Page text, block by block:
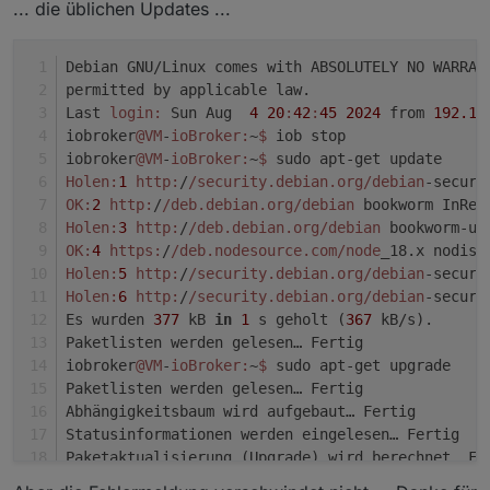
libgssapi-krb5-2/stable 1.20.1-2+deb12u1
libkrb5-3/stable 1.20.1-2+deb12u1 amd64
libkrb5support0/stable 1.20.1-2+deb12u1 amd64
libmount-dev/stable,stable-security 2.38.1-
libmount1/stable,stable-security 2.38.1-
libnftables1/stable 1.0.6-2+deb12u2 amd64
libnghttp2-14/stable,stable-security 1.52.0-
libnss-systemd/stable 252.26-1~deb12u2 amd64
libpam-modules-bin/stable 1.5.2-6+deb12u1
libpam-modules/stable 1.5.2-6+deb12u1 amd64
libpam-runtime/stable 1.5.2-6+deb12u1 all
libpam-systemd/stable 252.26-1~deb12u2 amd64
libpam0g-dev/stable 1.5.2-6+deb12u1 amd64
libpam0g/stable 1.5.2-6+deb12u1 amd64
libperl5.36/stable 5.36.0-7+deb12u1 amd64
libpython3.11-minimal/stable 3.11.2-6+deb12u2
libpython3.11-stdlib/stable 3.11.2-6+deb12u2
librsvg2-2/stable,stable-security 2.54.7+dfsg-
librsvg2-common/stable,stable-security
librsvg2-dev/stable,stable-security 2.54.7+dfsg-
libseccomp2/stable 2.5.4-1+deb12u1 amd64
libsmartcols1/stable,stable-security 2.38.1-
... die üblichen Updates ...
Debian GNU/Linux comes with ABSOLUTELY NO
permitted by applicable law.
Last login: Sun Aug 4 20:42 :45 2024 from
iobroker@VM- ioBroker:~$
iob stop
iobroker@VM- ioBroker:~$ sudo apt-get update
Holen: 1 http: //security.debian.org/debian-
OK: 2 http: //deb.debian.org/debian bookworm
Holen: 3 http: //deb.debian.org/debian bookworm-
OK:4 https: //deb.nodesource.com/node _18.x
Holen: 5 http: //security.debian.org/debian-
Holen: 6 http: //security.debian.org/debian-
Es wurden 377 kB in 1 s geholt (367 kB/s).
Paketlisten werden gelesen… Fertig
iobroker@VM- ioBroker:~$ sudo apt-get upgrade
Paketlisten werden gelesen… Fertig
Abhängigkeitsbaum wird aufgebaut… Fertig
Statusinformationen werden eingelesen… Fertig
Paketaktualisierung (Upgrade) wird berechnet…